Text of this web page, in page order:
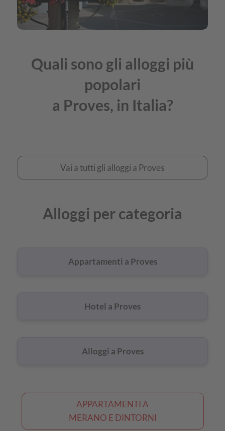
Quali sono gli alloggi più
popolari
a Proves, in Italia?
Vai
a
Vai a tutti gli alloggi a Proves
Alloggi per categoria
Appartamenti a Proves
Hotel a Proves
Alloggi a Proves
APPARTAMENTI A
MERANO E DINTORNI